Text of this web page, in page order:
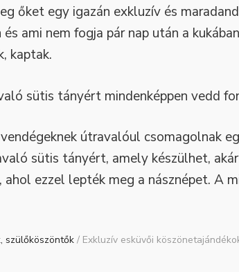
őket egy igazán exkluzív és
ami nem fogja pár nap után a
kaptak.
sütis tányért mindenképpen vedd
útravalóul csomagolnak
sütis tányért, amely készülhet,
ezzel lepték meg a násznépet. A
szülőköszöntők / Exkluzív esküvői